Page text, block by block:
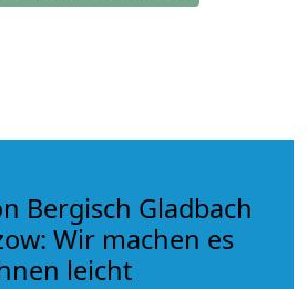
Bergisch Gladbach
Wir machen es
leicht